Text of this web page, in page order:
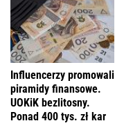
Influencerzy promowali
piramidy finansowe.
UOKiK bezlitosny.
Ponad 400 tys. zł kar